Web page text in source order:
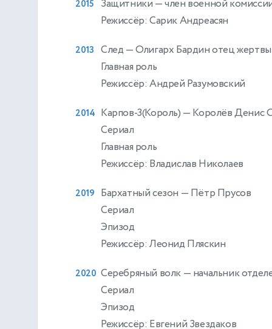
2015 Защитники — член военной
Режиссёр: Сарик Андреасян
2013 След — Олигарх Бардин отец жертвы
Главная роль
Режиссёр: Андрей Разумовский
2014 Карпов-3(Король) — Королёв Денис
Сериал
Главная роль
Режиссёр: Владислав Николаев
2019 Бархатный сезон — Пётр Прусов
Сериал
Эпизод
Режиссёр: Леонид Пляскин
2020 Серебряный волк — начальник
Сериал
Эпизод
Режиссёр: Евгений Звездаков